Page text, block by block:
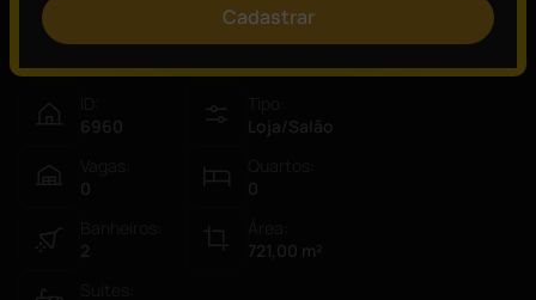
Visão Geral
6960
Loja/Salão
0
0
2
721,00 m²
Cadastrar